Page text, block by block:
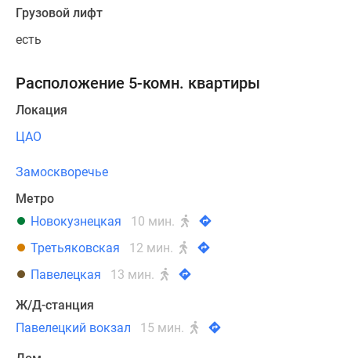
Грузовой лифт
есть
Расположение 5-комн. квартиры
Локация
ЦАО
Замоскворечье
Метро
Новокузнецкая
10 мин.
Третьяковская
12 мин.
Павелецкая
13 мин.
Ж/Д-станция
Павелецкий вокзал
15 мин.